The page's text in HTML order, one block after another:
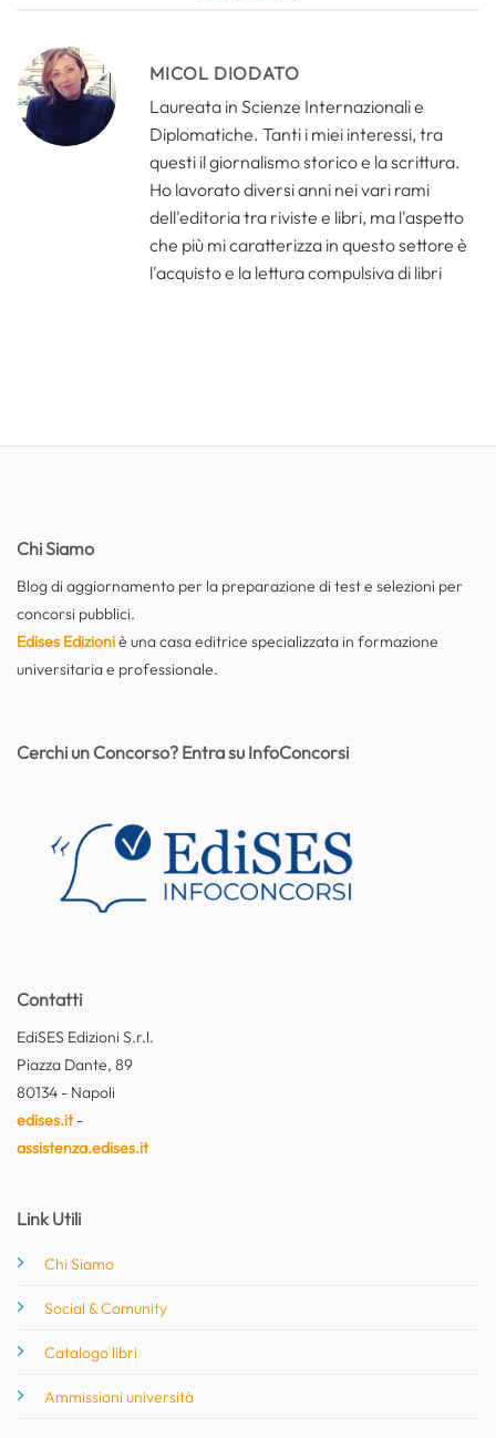
MICOL DIODATO
Laureata in Scienze Internazionali e
Diplomatiche. Tanti i miei interessi, tra
questi il giornalismo storico e la scrittura.
Ho lavorato diversi anni nei vari rami
dell'editoria tra riviste e libri, ma l'aspetto
che più mi caratterizza in questo settore è
l'acquisto e la lettura compulsiva di libri
Chi Siamo
Blog di aggiornamento per la preparazione di test e selezioni per
concorsi pubblici.
Edises Edizioniè una casa editrice specializzata in formazione
universitaria e professionale.
Contatti
EdiSES Edizioni S.r.l.
Piazza Dante, 89
80134 - Napoli
edises.it-
assistenza.edises.it
Link Utili
Chi Siamo
Social & Comunity
Catalogo libri
Ammissioni università
Cerchi un Concorso? Entra su InfoConcorsi